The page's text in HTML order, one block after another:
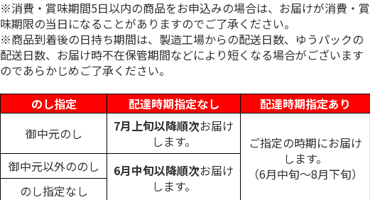
※消費・賞味期間5日以内の商品をお申込みの場合は、お届けが消費・賞
味期限の当日になることがありますのでご了承ください。
※商品到着後の日持ち期間は、製造工場からの配送日数、ゆうパックの
配送日数、お届け時不在保管期間などにより短くなる場合がございます
のであらかじめご了承ください。
のし指定
配達時期指定なし
配達時期指定あり
御中元のし
7月上旬以降順次お届け
します。
ご指定の時期にお届け
します。
（6月中旬～8月下旬）
御中元以外ののし 6月中旬以降順次お届け
します。
のし指定なし